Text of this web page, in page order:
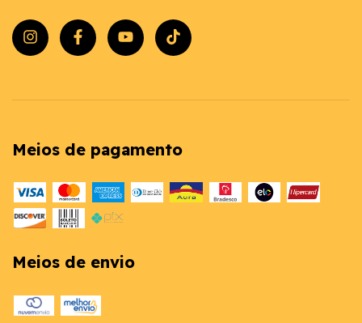
Meios de pagamento
Meios de envio